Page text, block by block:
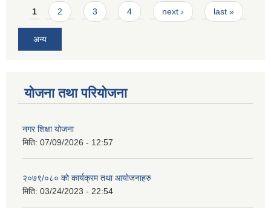
Pages
1 2 3 4 next › last »
अन्य
योजना तथा परियोजना
नगर शिक्षा योजना
मिति: 07/09/2026 - 12:57
२०७९/०८० को कार्यक्रम तथा आयोजनाहरु
मिति: 03/24/2023 - 22:54